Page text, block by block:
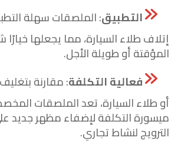
التطبيق: الملصقات سهلة
إتلاف طلاء السيارة، مما يجعلها خيارًا
المؤقتة أو طويلة الأجل.
فعالية التكلفة: مقارنة
أو طلاء السيارة، تعد الملصقات
ميسورة التكلفة لإضفاء مظهر جديد
الترويج لنشاط تجاري.